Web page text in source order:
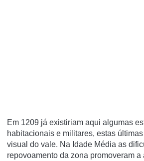
Em 1209 já existiriam aqui algumas
habitacionais e militares, estas
visual do vale. Na Idade Média as
repovoamento da zona promoveram